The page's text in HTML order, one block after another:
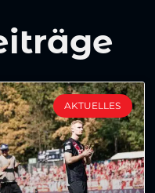
AKTUELLES